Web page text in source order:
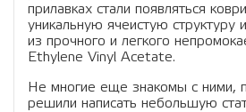
прилавках стали появляться
уникальную ячеистую структуру
из прочного и легкого
Ethylene Vinyl Acetate.
Не многие еще знакомы с ними,
решили написать небольшую